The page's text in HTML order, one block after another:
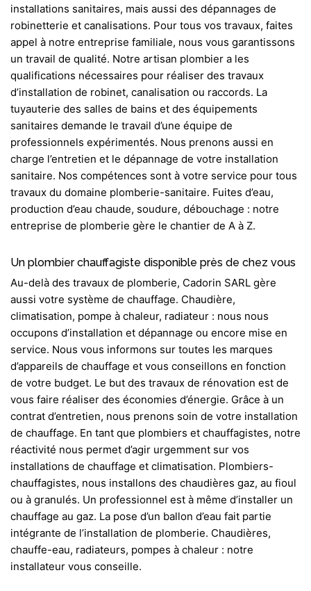
installations sanitaires, mais aussi des dépannages de
robinetterie et canalisations. Pour tous vos travaux, faites
appel à notre entreprise familiale, nous vous garantissons
un travail de qualité. Notre artisan plombier a les
qualifications nécessaires pour réaliser des travaux
d’installation de robinet, canalisation ou raccords. La
tuyauterie des salles de bains et des équipements
sanitaires demande le travail d’une équipe de
professionnels expérimentés. Nous prenons aussi en
charge l’entretien et le dépannage de votre installation
sanitaire. Nos compétences sont à votre service pour tous
travaux du domaine plomberie-sanitaire. Fuites d’eau,
production d’eau chaude, soudure, débouchage : notre
entreprise de plomberie gère le chantier de A à Z.
Un plombier chauffagiste disponible près de chez vous
Au-delà des travaux de plomberie, Cadorin SARL gère
aussi votre système de chauffage. Chaudière,
climatisation, pompe à chaleur, radiateur : nous nous
occupons d’installation et dépannage ou encore mise en
service. Nous vous informons sur toutes les marques
d’appareils de chauffage et vous conseillons en fonction
de votre budget. Le but des travaux de rénovation est de
vous faire réaliser des économies d’énergie. Grâce à un
contrat d’entretien, nous prenons soin de votre installation
de chauffage. En tant que plombiers et chauffagistes, notre
réactivité nous permet d’agir urgemment sur vos
installations de chauffage et climatisation. Plombiers-
chauffagistes, nous installons des chaudières gaz, au fioul
ou à granulés. Un professionnel est à même d’installer un
chauffage au gaz. La pose d’un ballon d’eau fait partie
intégrante de l’installation de plomberie. Chaudières,
chauffe-eau, radiateurs, pompes à chaleur : notre
installateur vous conseille.